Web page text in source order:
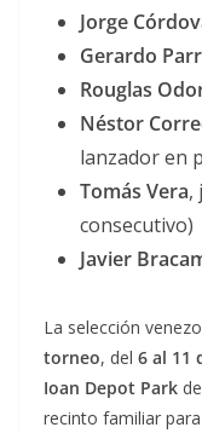
Jorge
Gerardo
Rouglas
Néstor
lanzador en
Tomás Vera,
consecutivo)
Javier
La selección
torneo, del 6 al 11
Ioan Depot Park
recinto familiar